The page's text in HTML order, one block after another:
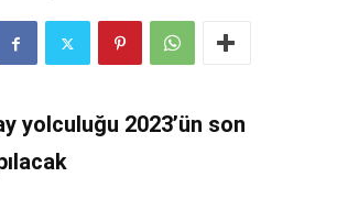
yolculuğu 2023’ün son